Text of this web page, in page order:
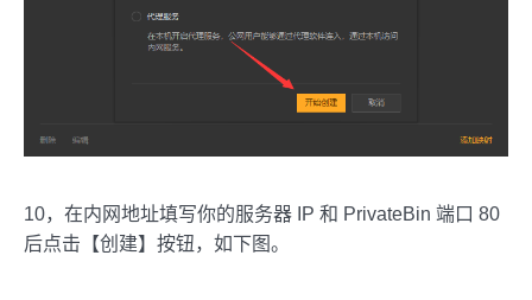
10，在内网地址填写你的服务器 IP 和 PrivateBin 端口 80
后点击【创建】按钮，如下图。